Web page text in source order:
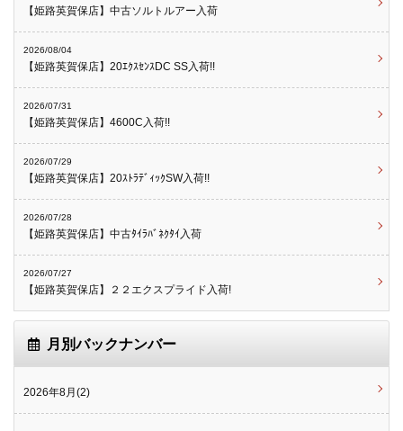
【姫路英賀保店】中古ソルトルアー入荷
2026/08/04
【姫路英賀保店】20ｴｸｽｾﾝｽDC SS入荷!!
2026/07/31
【姫路英賀保店】4600C入荷!!
2026/07/29
【姫路英賀保店】20ｽﾄﾗﾃﾞｨｯｸSW入荷!!
2026/07/28
【姫路英賀保店】中古ﾀｲﾗﾊﾞﾈｸﾀｲ入荷
2026/07/27
【姫路英賀保店】２２エクスプライド入荷!
月別バックナンバー
2026年8月(2)